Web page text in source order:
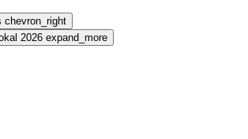
chevron_right
2026 expand_more